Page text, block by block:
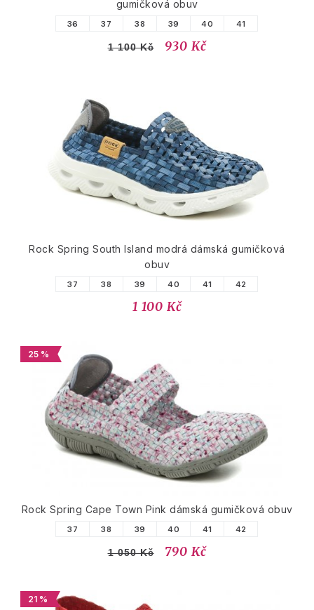
gumičková obuv
36 37 38 39 40 41
1 100 Kč 930 Kč
Rock Spring South Island modrá dámská gumičková
obuv
37 38 39 40 41 42
1 100 Kč
25 %
Rock Spring Cape Town Pink dámská gumičková obuv
37 38 39 40 41 42
1 050 Kč 790 Kč
21 %